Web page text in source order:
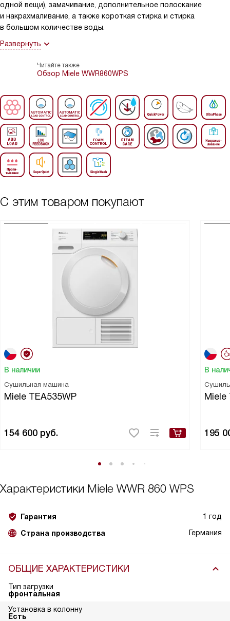
одной вещи), замачивание, дополнительное полоскание
и накрахмаливание, а также короткая стирка и стирка
в большом количестве воды.
Развернуть
Читайте также
Обзор Miele WWR860WPS
С этим товаром покупают
В наличии
Сушильная машина
Miele TEA535WP
154 600 руб.
В
Miele
195
Характеристики Miele WWR 860 WPS
Гарантия 1 год
Страна производства Германия
ОБЩИЕ ХАРАКТЕРИСТИКИ
Тип загрузки
фронтальная
Установка в колонну
Есть